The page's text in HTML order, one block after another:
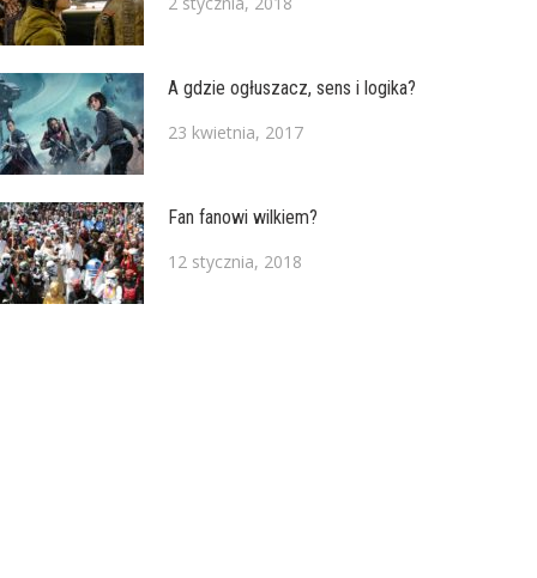
A gdzie ogłuszacz, sens i logika?
23 kwietnia, 2017
Fan fanowi wilkiem?
12 stycznia, 2018